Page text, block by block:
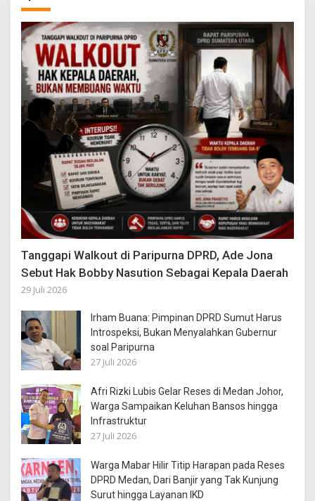
Tanggapi Walkout di Paripurna DPRD, Ade Jona
Sebut Hak Bobby Nasution Sebagai Kepala Daerah
29 Juli 2026
Irham Buana: Pimpinan DPRD Sumut Harus
Introspeksi, Bukan Menyalahkan Gubernur
soal Paripurna
27 Juli 2026
Afri Rizki Lubis Gelar Reses di Medan Johor,
Warga Sampaikan Keluhan Bansos hingga
Infrastruktur
27 Juli 2026
Warga Mabar Hilir Titip Harapan pada Reses
DPRD Medan, Dari Banjir yang Tak Kunjung
Surut hingga Layanan IKD